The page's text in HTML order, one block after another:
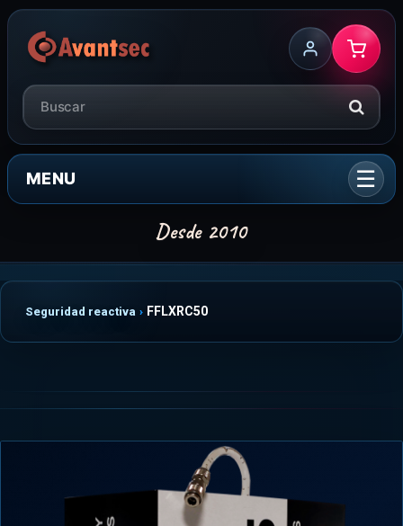
MENU
Seguridad reactiva FFLXRC50